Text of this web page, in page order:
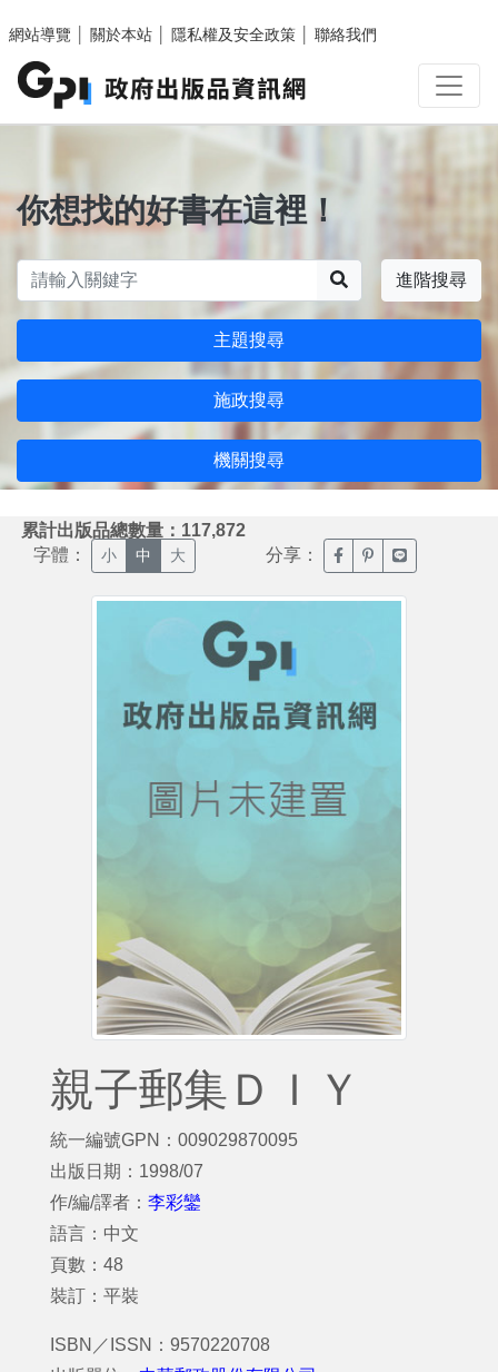
網站導覽
關於本站 隱私權及安全政策 聯絡我們
你想找的好書在這裡！
進階搜尋
主題搜尋
施政搜尋
機關搜尋
累計出版品總數量：117,872
字體： 小 中 大 分享： 臉書分享(另開新視窗)
噗浪分享(另開新
Line分享(另
親子郵集ＤＩＹ
統一編號GPN：009029870095
出版日期：1998/07
作/編/譯者： 李彩鑾
語言：中文
頁數：48
裝訂：平裝
ISBN／ISSN：9570220708